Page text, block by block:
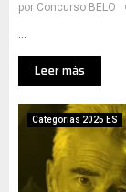
por Concurso BELO
Leer más
Categorías 2025 ES